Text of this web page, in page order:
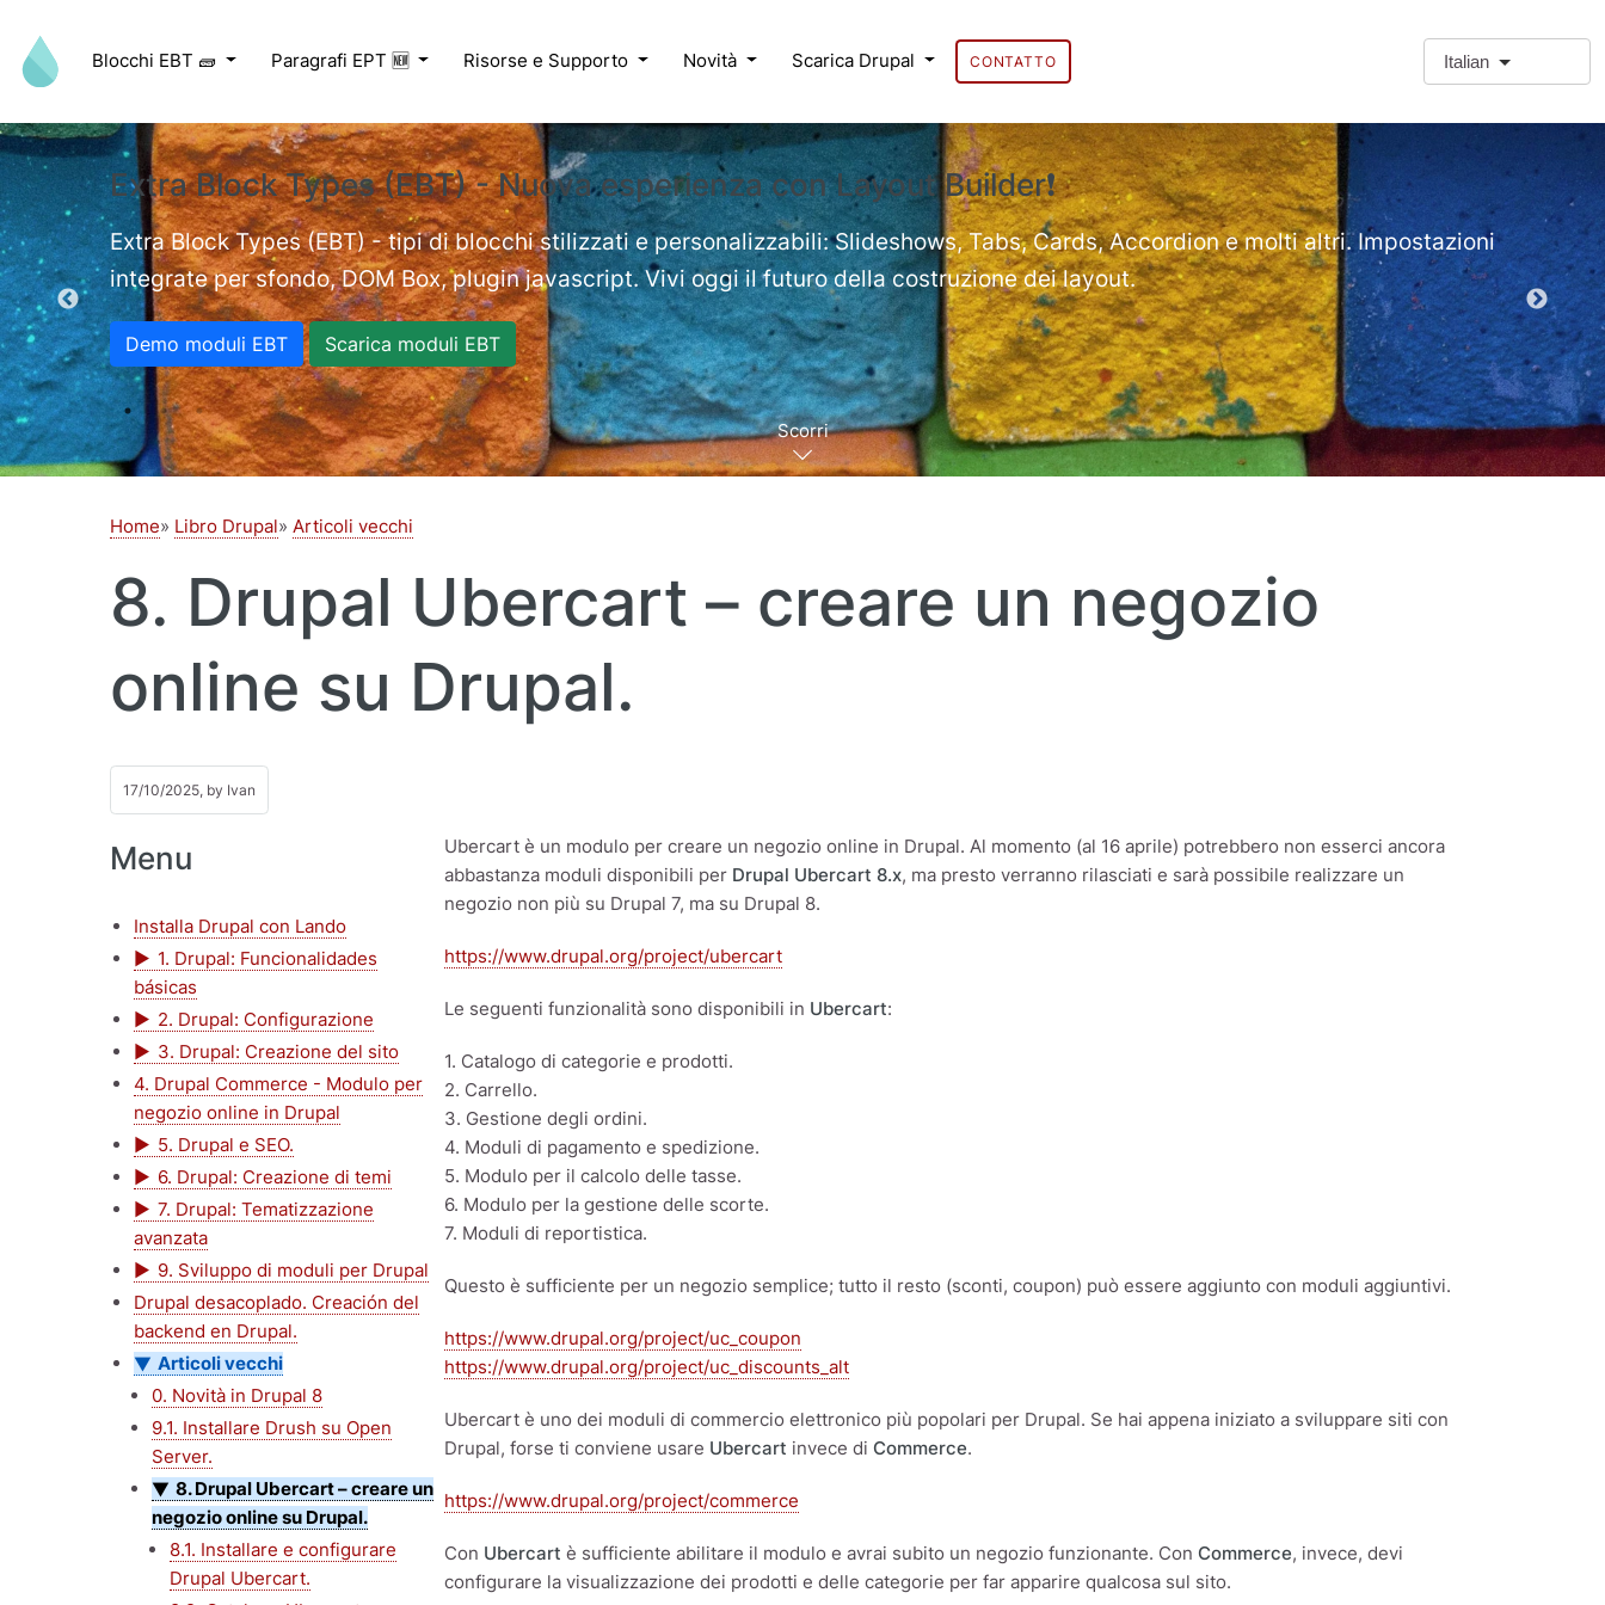
Blocchi EBT 🧱 Paragrafi EPT 🆕 Risorse e Supporto Novità Scarica Drupal CONTATTO Italian
videos.
Extra Block Types (EBT) - Nuova esperienza con Layout Builder❗
Extra Block Types (EBT) - tipi di blocchi stilizzati e personalizzabili: Slideshows, Tabs, Cards, Accordion e molti altri. Impostazioni
integrate per sfondo, DOM Box, plugin javascript. Vivi oggi il futuro della costruzione dei layout.
Demo moduli EBT Scarica moduli EBT
Extra
Demo
Scorri
Home Libro Drupal Articoli vecchi
8. Drupal Ubercart – creare un negozio
online su Drupal.
17/10/2025, by Ivan
Menu
Installa Drupal con Lando
1. Drupal: Funcionalidades
básicas
2. Drupal: Configurazione
3. Drupal: Creazione del sito
4. Drupal Commerce - Modulo per
negozio online in Drupal
5. Drupal e SEO.
6. Drupal: Creazione di temi
7. Drupal: Tematizzazione
avanzata
9. Sviluppo di moduli per Drupal
Drupal desacoplado. Creación del
backend en Drupal.
Articoli vecchi
0. Novità in Drupal 8
9.1. Installare Drush su Open
Server.
8. Drupal Ubercart – creare un
negozio online su Drupal.
8.1. Installare e configurare
Drupal Ubercart.
Ubercart è un modulo per creare un negozio online in Drupal. Al momento (al 16 aprile) potrebbero non esserci ancora
abbastanza moduli disponibili per Drupal Ubercart 8.x, ma presto verranno rilasciati e sarà possibile realizzare un
negozio non più su Drupal 7, ma su Drupal 8.
https://www.drupal.org/project/ubercart
Le seguenti funzionalità sono disponibili in Ubercart:
1. Catalogo di categorie e prodotti.
2. Carrello.
3. Gestione degli ordini.
4. Moduli di pagamento e spedizione.
5. Modulo per il calcolo delle tasse.
6. Modulo per la gestione delle scorte.
7. Moduli di reportistica.
Questo è sufficiente per un negozio semplice; tutto il resto (sconti, coupon) può essere aggiunto con moduli aggiuntivi.
https://www.drupal.org/project/uc_coupon
https://www.drupal.org/project/uc_discounts_alt
Ubercart è uno dei moduli di commercio elettronico più popolari per Drupal. Se hai appena iniziato a sviluppare siti con
Drupal, forse ti conviene usare Ubercart invece di Commerce.
https://www.drupal.org/project/commerce
Con Ubercart è sufficiente abilitare il modulo e avrai subito un negozio funzionante. Con Commerce, invece, devi
configurare la visualizzazione dei prodotti e delle categorie per far apparire qualcosa sul sito.